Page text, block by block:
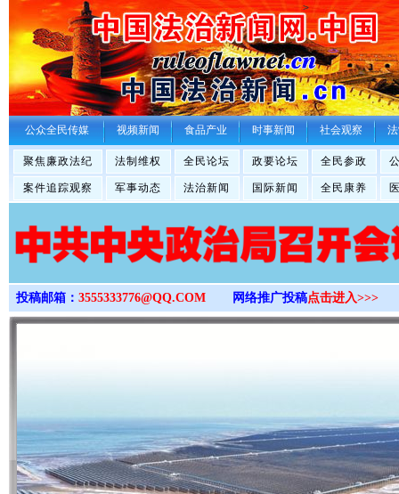
>
公众全民传媒 视频新闻 食品产业 时事新闻 社会观察
聚焦廉政法纪 法制维权 全民论坛 政要论坛 全民参政
案件追踪观察 军事动态 法治新闻 国际新闻 全民康养
投稿邮箱： 3555333776@QQ.COM 网络推广投稿点击进入>>>